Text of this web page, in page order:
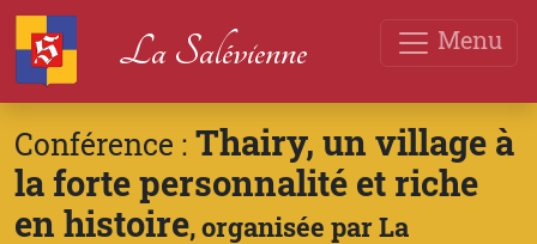
Menu
La Salévienne
Conférence : Thairy, un village à
la forte personnalité et riche
en histoire, organisée par La